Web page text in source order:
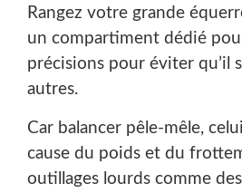
Rangez votre grande
un compartiment dédié
précisions pour éviter qu’il
autres.
Car balancer pêle-mêle,
cause du poids et du
outillages lourds comme